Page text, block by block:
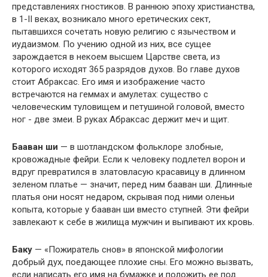
представлениях гностиков. В раннюю эпоху христианства,
в 1-II веках, возникало много еретических сект,
пытавшихся сочетать новую религию с язычеством и
иудаизмом. По учению одной из них, все сущее
зарождается в некоем высшем Царстве света, из
которого исходят 365 разрядов духов. Во главе духов
стоит Абраксас. Его имя и изображение часто
встречаются на геммах и амулетах: существо с
человеческим туловищем и петушиной головой, вместо
ног - две змеи. В руках Абраксас держит меч и щит.
Бааван ши — в шотландском фольклоре злобные,
кровожадные фейри. Если к человеку подлетел ворон и
вдруг превратился в златовласую красавицу в длинном
зеленом платье — значит, перед ним бааван ши. Длинные
платья они носят недаром, скрывая под ними оленьи
копыта, которые у бааван ши вместо ступней. Эти фейри
завлекают к себе в жилища мужчин и выпивают их кровь.
Баку — «Пожиратель снов» в японской мифологии
добрый дух, поедающее плохие сны. Его можно вызвать,
если написать его имя на бумажке и положить ее под